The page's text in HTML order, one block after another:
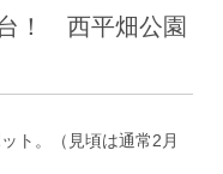
！ 西平畑公園
ト。（見頃は通常2月